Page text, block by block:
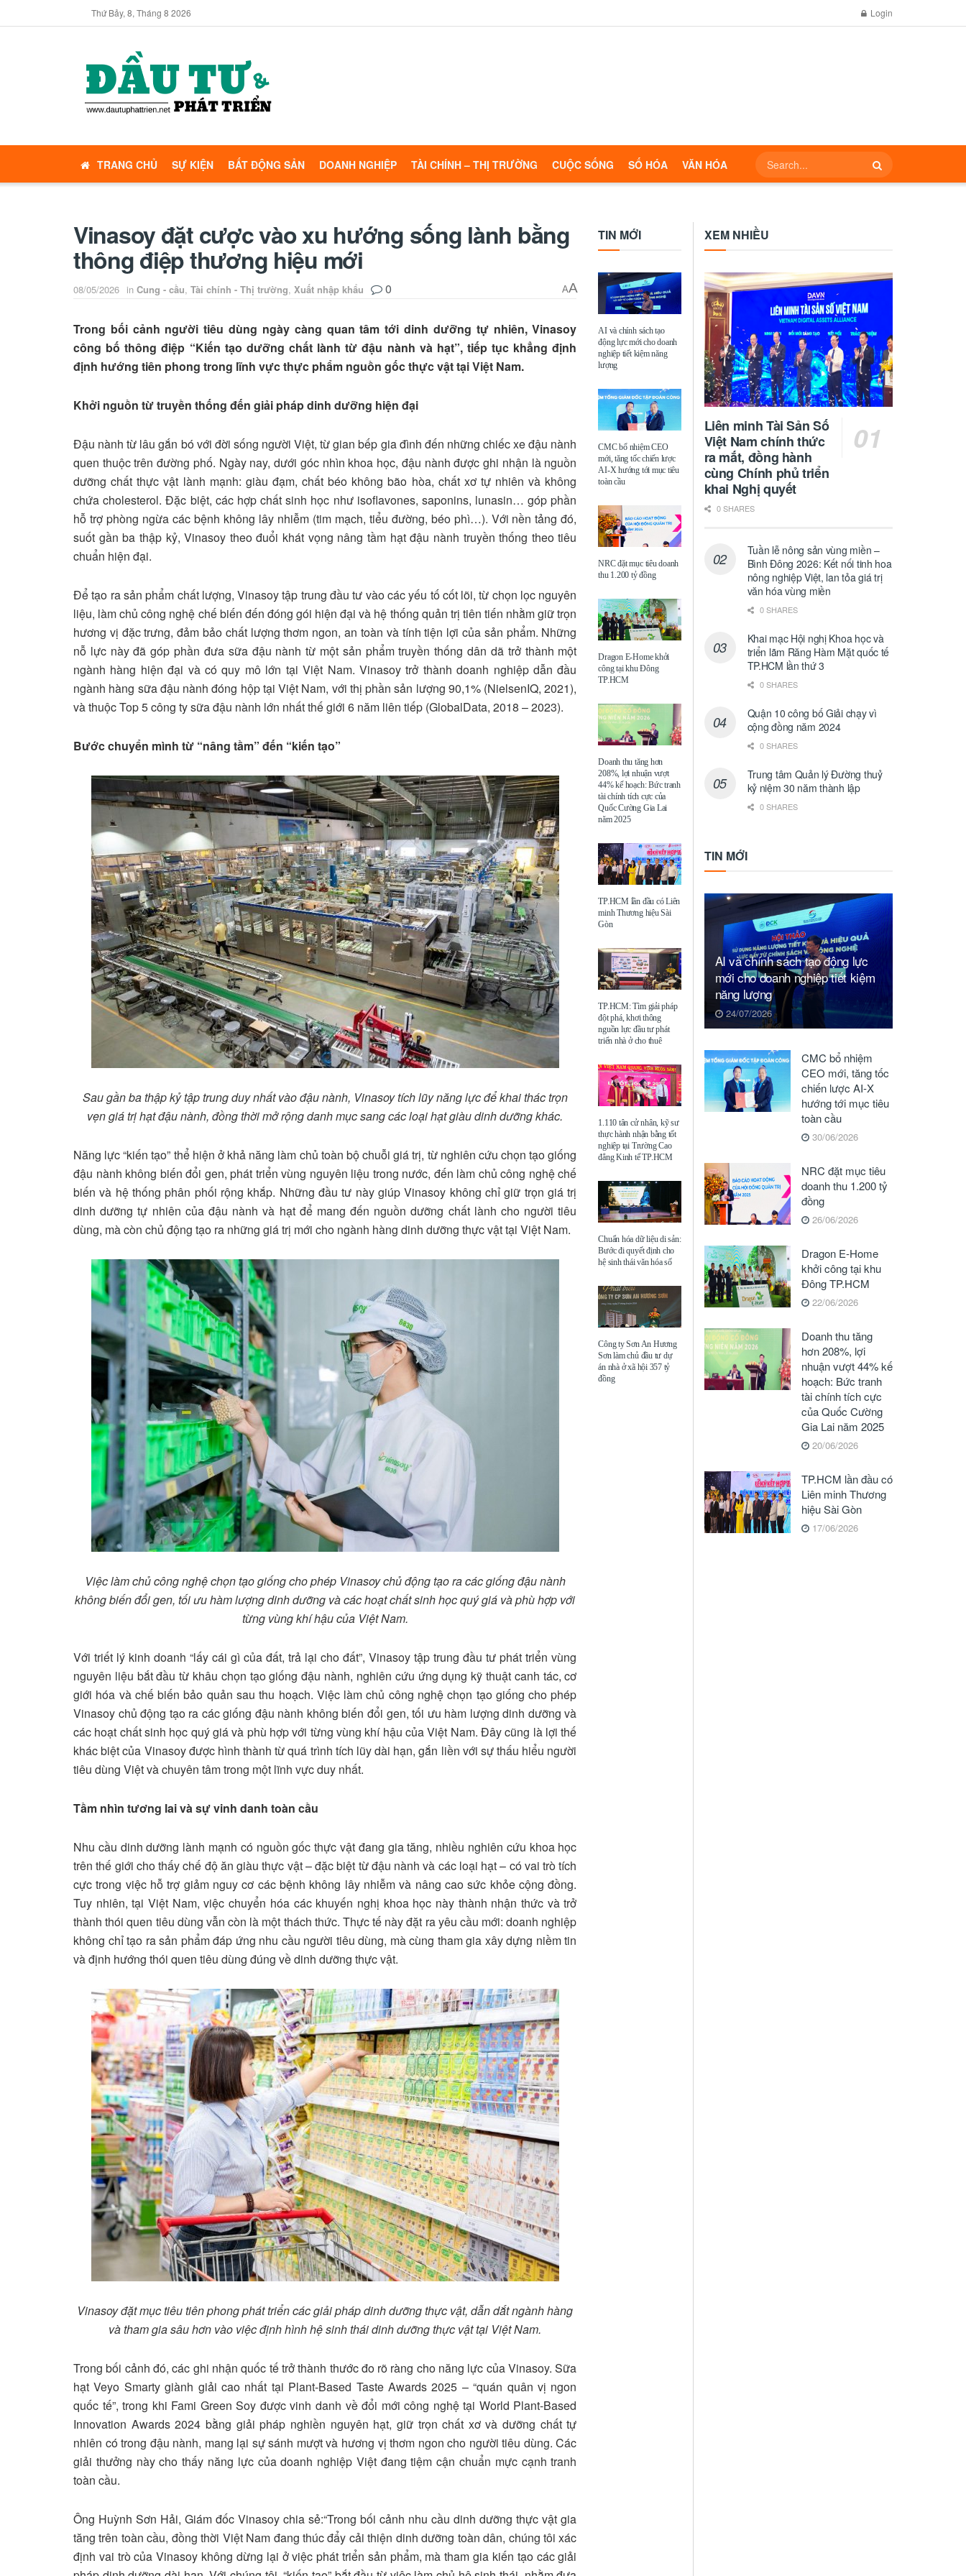
Thứ Bảy, 8, Tháng 8 2026 Login
TRANG CHỦ SỰ KIỆN BẤT ĐỘNG SẢN DOANH NGHIỆP TÀI CHÍNH – THỊ TRƯỜNG CUỘC SỐNG SỐ HÓA VĂN HÓA
Vinasoy đặt cược vào xu hướng sống lành bằng
thông điệp thương hiệu mới
08/05/2026 in Cung - cầu, Tài chính - Thị trường, Xuất nhập khẩu 0 AA
Trong bối cảnh người tiêu dùng ngày càng quan tâm tới dinh dưỡng tự nhiên, Vinasoy
công bố thông điệp “Kiến tạo dưỡng chất lành từ đậu nành và hạt”, tiếp tục khẳng định
định hướng tiên phong trong lĩnh vực thực phẩm nguồn gốc thực vật tại Việt Nam.
Khởi nguồn từ truyền thống đến giải pháp dinh dưỡng hiện đại
Đậu nành từ lâu gắn bó với đời sống người Việt, từ gian bếp gia đình đến những chiếc xe đậu nành
quen thuộc trên đường phố. Ngày nay, dưới góc nhìn khoa học, đậu nành được ghi nhận là nguồn
dưỡng chất thực vật lành mạnh: giàu đạm, chất béo không bão hòa, chất xơ tự nhiên và không
chứa cholesterol. Đặc biệt, các hợp chất sinh học như isoflavones, saponins, lunasin… góp phần
hỗ trợ phòng ngừa các bệnh không lây nhiễm (tim mạch, tiểu đường, béo phì…). Với nền tảng đó,
suốt gần ba thập kỷ, Vinasoy theo đuổi khát vọng nâng tầm hạt đậu nành truyền thống theo tiêu
chuẩn hiện đại.
Để tạo ra sản phẩm chất lượng, Vinasoy tập trung đầu tư vào các yếu tố cốt lõi, từ chọn lọc nguyên
liệu, làm chủ công nghệ chế biến đến đóng gói hiện đại và hệ thống quản trị tiên tiến nhằm giữ trọn
hương vị đặc trưng, đảm bảo chất lượng thơm ngon, an toàn và tính tiện lợi của sản phẩm. Những
nỗ lực này đã góp phần đưa sữa đậu nành từ một sản phẩm truyền thống dân dã trở thành một
ngành hàng hiện đại và có quy mô lớn tại Việt Nam. Vinasoy trở thành doanh nghiệp dẫn đầu
ngành hàng sữa đậu nành đóng hộp tại Việt Nam, với thị phần sản lượng 90,1% (NielsenIQ, 2021),
và thuộc Top 5 công ty sữa đậu nành lớn nhất thế giới 6 năm liên tiếp (GlobalData, 2018 – 2023).
Bước chuyển mình từ “nâng tầm” đến “kiến tạo”
Sau gần ba thập kỷ tập trung duy nhất vào đậu nành, Vinasoy tích lũy năng lực để khai thác trọn
vẹn giá trị hạt đậu nành, đồng thời mở rộng danh mục sang các loại hạt giàu dinh dưỡng khác.
Năng lực “kiến tạo” thể hiện ở khả năng làm chủ toàn bộ chuỗi giá trị, từ nghiên cứu chọn tạo giống
đậu nành không biến đổi gen, phát triển vùng nguyên liệu trong nước, đến làm chủ công nghệ chế
biến và hệ thống phân phối rộng khắp. Những đầu tư này giúp Vinasoy không chỉ giữ trọn giá trị
dinh dưỡng tự nhiên của đậu nành và hạt để mang đến nguồn dưỡng chất lành cho người tiêu
dùng, mà còn chủ động tạo ra những giá trị mới cho ngành hàng dinh dưỡng thực vật tại Việt Nam.
Việc làm chủ công nghệ chọn tạo giống cho phép Vinasoy chủ động tạo ra các giống đậu nành
không biến đổi gen, tối ưu hàm lượng dinh dưỡng và các hoạt chất sinh học quý giá và phù hợp với
từng vùng khí hậu của Việt Nam.
Với triết lý kinh doanh “lấy cái gì của đất, trả lại cho đất”, Vinasoy tập trung đầu tư phát triển vùng
nguyên liệu bắt đầu từ khâu chọn tạo giống đậu nành, nghiên cứu ứng dụng kỹ thuật canh tác, cơ
giới hóa và chế biến bảo quản sau thu hoạch. Việc làm chủ công nghệ chọn tạo giống cho phép
Vinasoy chủ động tạo ra các giống đậu nành không biến đổi gen, tối ưu hàm lượng dinh dưỡng và
các hoạt chất sinh học quý giá và phù hợp với từng vùng khí hậu của Việt Nam. Đây cũng là lợi thế
khác biệt của Vinasoy được hình thành từ quá trình tích lũy dài hạn, gắn liền với sự thấu hiểu người
tiêu dùng Việt và chuyên tâm trong một lĩnh vực duy nhất.
Tầm nhìn tương lai và sự vinh danh toàn cầu
Nhu cầu dinh dưỡng lành mạnh có nguồn gốc thực vật đang gia tăng, nhiều nghiên cứu khoa học
trên thế giới cho thấy chế độ ăn giàu thực vật – đặc biệt từ đậu nành và các loại hạt – có vai trò tích
cực trong việc hỗ trợ giảm nguy cơ các bệnh không lây nhiễm và nâng cao sức khỏe cộng đồng.
Tuy nhiên, tại Việt Nam, việc chuyển hóa các khuyến nghị khoa học này thành nhận thức và trở
thành thói quen tiêu dùng vẫn còn là một thách thức. Thực tế này đặt ra yêu cầu mới: doanh nghiệp
không chỉ tạo ra sản phẩm đáp ứng nhu cầu người tiêu dùng, mà cùng tham gia xây dựng niềm tin
và định hướng thói quen tiêu dùng đúng về dinh dưỡng thực vật.
Vinasoy đặt mục tiêu tiên phong phát triển các giải pháp dinh dưỡng thực vật, dẫn dắt ngành hàng
và tham gia sâu hơn vào việc định hình hệ sinh thái dinh dưỡng thực vật tại Việt Nam.
Trong bối cảnh đó, các ghi nhận quốc tế trở thành thước đo rõ ràng cho năng lực của Vinasoy. Sữa
hạt Veyo Smarty giành giải cao nhất tại Plant-Based Taste Awards 2025 – “quán quân vị ngon
quốc tế”, trong khi Fami Green Soy được vinh danh về đổi mới công nghệ tại World Plant-Based
Innovation Awards 2024 bằng giải pháp nghiền nguyên hạt, giữ trọn chất xơ và dưỡng chất tự
nhiên có trong đậu nành, mang lại sự sánh mượt và hương vị thơm ngon cho người tiêu dùng. Các
giải thưởng này cho thấy năng lực của doanh nghiệp Việt đang tiệm cận chuẩn mực cạnh tranh
toàn cầu.
Ông Huỳnh Sơn Hải, Giám đốc Vinasoy chia sẻ:“Trong bối cảnh nhu cầu dinh dưỡng thực vật gia
tăng trên toàn cầu, đồng thời Việt Nam đang thúc đẩy cải thiện dinh dưỡng toàn dân, chúng tôi xác
định vai trò của Vinasoy không dừng lại ở việc phát triển sản phẩm, mà tham gia kiến tạo các giải
TIN MỚI
AI và chính sách tạo
động lực mới cho doanh
nghiệp tiết kiệm năng
lượng
CMC bổ nhiệm CEO
mới, tăng tốc chiến lược
AI-X hướng tới mục tiêu
toàn cầu
NRC đặt mục tiêu doanh
thu 1.200 tỷ đồng
Dragon E-Home khởi
công tại khu Đông
TP.HCM
Doanh thu tăng hơn
208%, lợi nhuận vượt
44% kế hoạch: Bức tranh
tài chính tích cực của
Quốc Cường Gia Lai
năm 2025
TP.HCM lần đầu có Liên
minh Thương hiệu Sài
Gòn
TP.HCM: Tìm giải pháp
đột phá, khơi thông
nguồn lực đầu tư phát
triển nhà ở cho thuê
1.110 tân cử nhân, kỹ sư
thực hành nhận bằng tốt
nghiệp tại Trường Cao
đẳng Kinh tế TP.HCM
Chuẩn hóa dữ liệu di sản:
Bước đi quyết định cho
hệ sinh thái văn hóa số
Công ty Sơn An Hương
Sơn làm chủ đầu tư dự
án nhà ở xã hội 357 tỷ
đồng
XEM NHIỀU
Liên minh Tài Sản Số
Việt Nam chính thức
ra mắt, đồng hành
cùng Chính phủ triển
khai Nghị quyết
0 SHARES
Tuần lễ nông sản vùng miền –
Bình Đông 2026: Kết nối tinh hoa
nông nghiệp Việt, lan tỏa giá trị
văn hóa vùng miền
0 SHARES
Khai mạc Hội nghị Khoa học và
triển lãm Răng Hàm Mặt quốc tế
TP.HCM lần thứ 3
0 SHARES
Quận 10 công bố Giải chạy vì
cộng đồng năm 2024
0 SHARES
Trung tâm Quản lý Đường thuỷ
kỷ niệm 30 năm thành lập
0 SHARES
TIN MỚI
AI và chính sách tạo động lực
mới cho doanh nghiệp tiết kiệm
năng lượng
24/07/2026
CMC bổ nhiệm
CEO mới, tăng tốc
chiến lược AI-X
hướng tới mục tiêu
toàn cầu
30/06/2026
NRC đặt mục tiêu
doanh thu 1.200 tỷ
đồng
26/06/2026
Dragon E-Home
khởi công tại khu
Đông TP.HCM
22/06/2026
Doanh thu tăng
hơn 208%, lợi
nhuận vượt 44% kế
hoạch: Bức tranh
tài chính tích cực
của Quốc Cường
Gia Lai năm 2025
20/06/2026
TP.HCM lần đầu có
Liên minh Thương
hiệu Sài Gòn
17/06/2026